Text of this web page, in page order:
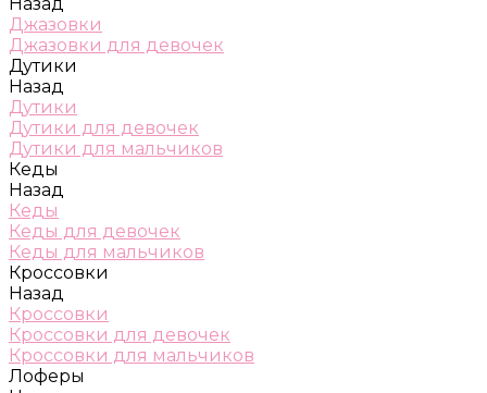
Джазовки
Джазовки для девочек
Дутики
Назад
Дутики
Дутики для девочек
Дутики для мальчиков
Кеды
Назад
Кеды
Кеды для девочек
Кеды для мальчиков
Кроссовки
Назад
Кроссовки
Кроссовки для девочек
Кроссовки для мальчиков
Лоферы